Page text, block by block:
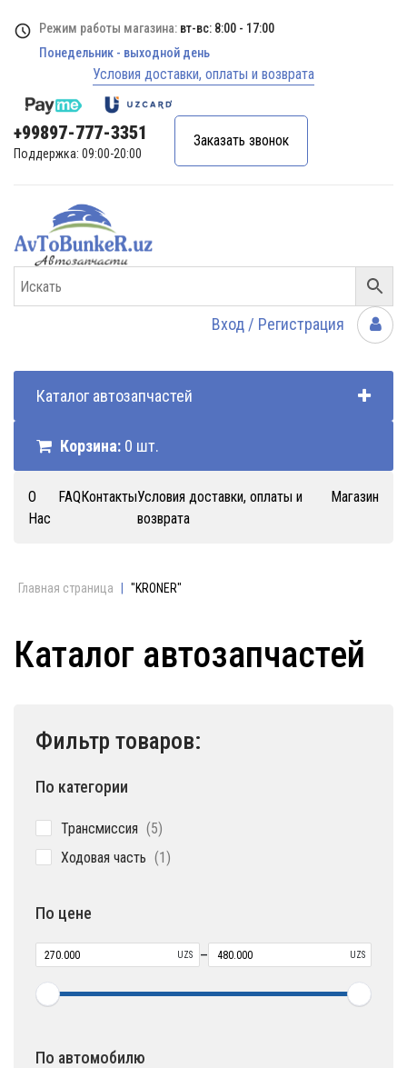
Режим работы магазина: вт-вс: 8:00 - 17:00
Понедельник - выходной день
Условия доставки, оплаты и возврата
+99897-777-3351
Поддержка: 09:00-20:00
Заказать звонок
Вход / Регистрация
Каталог автозапчастей
Корзина: 0 шт.
О
Нас
FAQКонтактыУсловия доставки, оплаты и
возврата
Магазин
Главная страница "KRONER"
Каталог автозапчастей
Фильтр товаров:
По категории
Трансмиссия 55
Ходовая часть 1 1
По цене
UZS – UZS
По автомобилю